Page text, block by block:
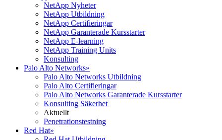
NetApp Nyheter
NetApp Utbildning
NetApp Certifieringar
NetApp Garanterade Kursstarter
NetApp E-learning
NetApp Training Units
Konsulting
Palo Alto Networks»
Palo Alto Networks Utbildning
Palo Alto Certifieringar
Palo Alto Networks Garanterade Kursstarter
Konsulting Säkerhet
Aktuellt
Penetrationstestning
Red Hat»